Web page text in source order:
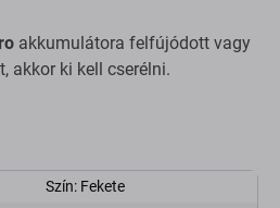
akkumulátora felfújódott vagy
akkor ki kell cserélni.
Szín: Fekete